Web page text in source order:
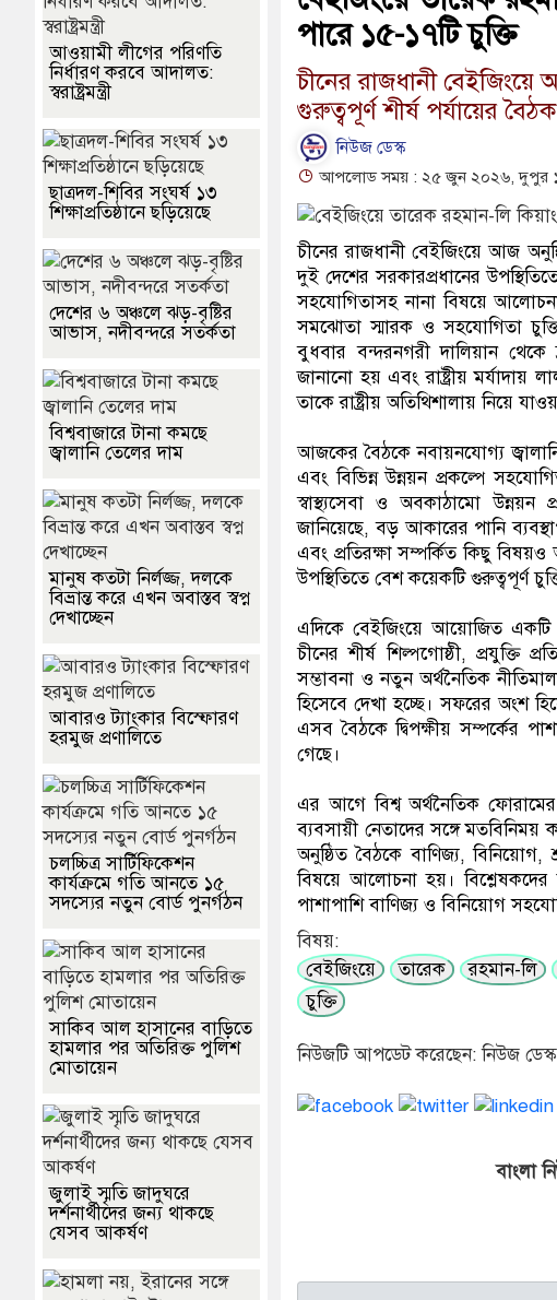
পারে ১৫-১৭টি চুক্তি
চীনের রাজধানী বেইজিংয়ে
গুরুত্বপূর্ণ শীর্ষ পর্যায়ের
নিউজ ডেস্ক
আপলোড সময় : ২৫ জুন ২০২৬, দুপুর
চীনের রাজধানী বেইজিংয়ে আজ
দুই দেশের সরকারপ্রধানের
সহযোগিতাসহ নানা বিষয়ে
সমঝোতা স্মারক ও সহযোগিতা
বুধবার বন্দরনগরী দালিয়ান থেকে
জানানো হয় এবং রাষ্ট্রীয় মর্যাদায়
তাকে রাষ্ট্রীয় অতিথিশালায় নিয়ে
আজকের বৈঠকে নবায়নযোগ্য
এবং বিভিন্ন উন্নয়ন প্রকল্পে
স্বাস্থ্যসেবা ও অবকাঠামো
জানিয়েছে, বড় আকারের পানি
এবং প্রতিরক্ষা সম্পর্কিত কিছু
উপস্থিতিতে বেশ কয়েকটি গুরুত্বপূর্ণ
এদিকে বেইজিংয়ে আয়োজিত একটি
চীনের শীর্ষ শিল্পগোষ্ঠী, প্রযুক্তি
সম্ভাবনা ও নতুন অর্থনৈতিক
হিসেবে দেখা হচ্ছে। সফরের অংশ
এসব বৈঠকে দ্বিপক্ষীয় সম্পর্কের
গেছে।
এর আগে বিশ্ব অর্থনৈতিক ফোরামের
ব্যবসায়ী নেতাদের সঙ্গে মতবিনিময়
অনুষ্ঠিত বৈঠকে বাণিজ্য, বিনিয়োগ,
বিষয়ে আলোচনা হয়।
পাশাপাশি বাণিজ্য ও বিনিয়োগ
বিষয়:
বেইজিংয়ে
তারেক রহমান-লি
চুক্তি
নিউজটি আপডেট করেছেন: নিউজ
বাংলা
আওয়ামী লীগের পরিণতি
নির্ধারণ করবে আদালত:
স্বরাষ্ট্রমন্ত্রী
ছাত্রদল-শিবির সংঘর্ষ ১৩
শিক্ষাপ্রতিষ্ঠানে ছড়িয়েছে
দেশের ৬ অঞ্চলে ঝড়-বৃষ্টির
আভাস, নদীবন্দরে সতর্কতা
বিশ্ববাজারে টানা কমছে
জ্বালানি তেলের দাম
মানুষ কতটা নির্লজ্জ, দলকে
বিভ্রান্ত করে এখন অবাস্তব স্বপ্ন
দেখাচ্ছেন
আবারও ট্যাংকার বিস্ফোরণ
হরমুজ প্রণালিতে
চলচ্চিত্র সার্টিফিকেশন
কার্যক্রমে গতি আনতে ১৫
সদস্যের নতুন বোর্ড পুনর্গঠন
সাকিব আল হাসানের বাড়িতে
হামলার পর অতিরিক্ত পুলিশ
মোতায়েন
জুলাই স্মৃতি জাদুঘরে
দর্শনার্থীদের জন্য থাকছে
যেসব আকর্ষণ